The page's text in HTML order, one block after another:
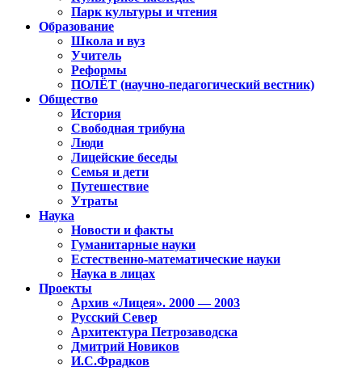
Парк культуры и чтения
Образование
Школа и вуз
Учитель
Реформы
ПОЛЁТ (научно-педагогический вестник)
Общество
История
Свободная трибуна
Люди
Лицейские беседы
Семья и дети
Путешествие
Утраты
Наука
Новости и факты
Гуманитарные науки
Естественно-математические науки
Наука в лицах
Проекты
Архив «Лицея». 2000 — 2003
Русский Север
Архитектура Петрозаводска
Дмитрий Новиков
И.С.Фрадков